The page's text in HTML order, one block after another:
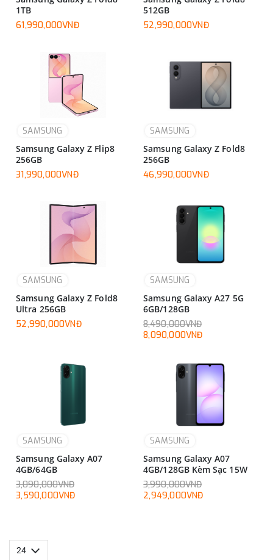
1TB
61,990,000VNĐ
512GB
52,990,000VNĐ
SAMSUNG
Samsung Galaxy Z Flip8
256GB
31,990,000VNĐ
SAMSUNG
Samsung Galaxy Z Fold8
256GB
46,990,000VNĐ
SAMSUNG
Samsung Galaxy Z Fold8
Ultra 256GB
52,990,000VNĐ
SAMSUNG
Samsung Galaxy A27 5G
6GB/128GB
8,490,000VNĐ
8,090,000VNĐ
SAMSUNG
Samsung Galaxy A07
4GB/64GB
3,090,000VNĐ
3,590,000VNĐ
SAMSUNG
Samsung Galaxy A07
4GB/128GB Kèm Sạc 15W
3,990,000VNĐ
2,949,000VNĐ